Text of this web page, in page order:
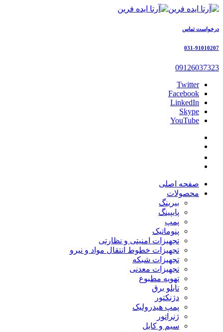
درخواست تماس
031-91010207
09126037323
Twitter
Facebook
LinkedIn
Skype
YouTube
صفحه اصلی
محصولات
بیرینگ
پایپینگ
پمپ
پنوماتیک
تجهیزات امنیتی و نظارتی
تجهیزات خطوط انتقال مواد و نیرو
تجهیزات شبکه
تجهیزات معدنی
تهویه مطبوع
تابلو برق
دژنکتور
پمپ هیدرولیک
ژنراتور
سیم و کابل